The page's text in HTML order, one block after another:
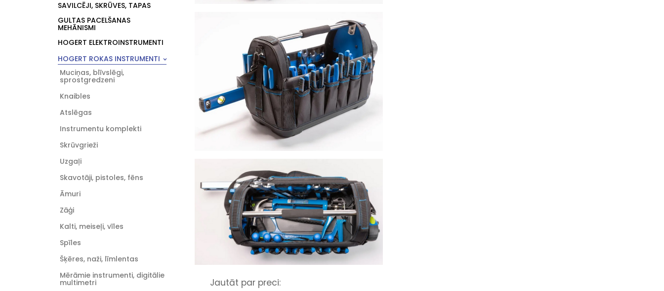
SAVILCĒJI, SKRŪVES, TAPAS
GULTAS PACELŠANAS
MEHĀNISMI
HOGERT ELEKTROINSTRUMENTI
HOGERT ROKAS INSTRUMENTI
Muciņas, blīvslēgi,
sprostgredzeni
Knaibles
Atslēgas
Instrumentu komplekti
Skrūvgrieži
Uzgaļi
Skavotāji, pistoles, fēns
Āmuri
Zāģi
Kalti, meiseļi, vīles
Spīles
Šķēres, naži, līmlentas
Mērāmie instrumenti, digitālie
multimetri
Jautāt par preci: